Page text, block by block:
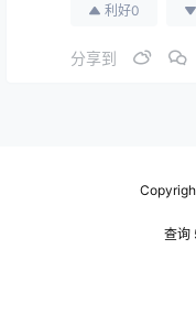
2019年1月12日
矩紧固制动卡钳
利好0
分享到
查询